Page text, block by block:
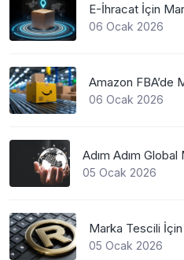
E-İhracat İçin
06 Ocak 2026
Amazon FBA’de
06 Ocak 2026
05 Ocak 2026
Marka Tescili
05 Ocak 2026